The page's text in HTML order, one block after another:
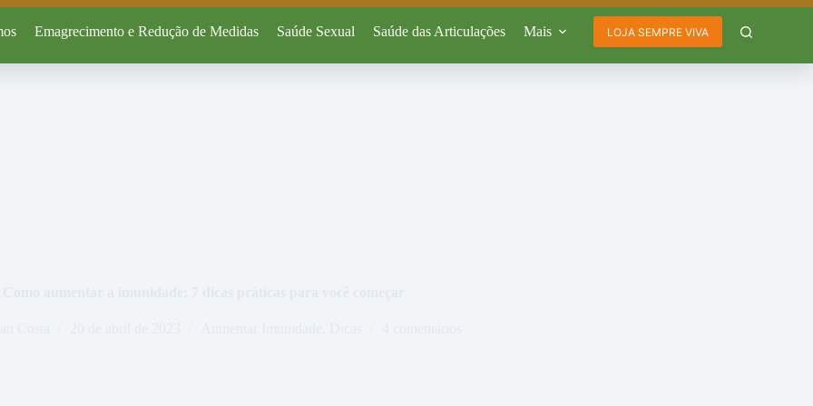
Emagrecimento e Redução de Medidas Saúde Sexual Saúde das Articulações Mais LOJA SEMPRE VIVA